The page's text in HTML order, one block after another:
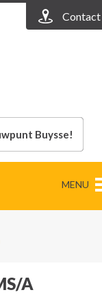
Contact
Buysse!
MENU
A